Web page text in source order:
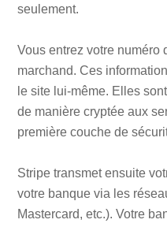
seulement.
Vous entrez votre numéro
marchand. Ces
le site lui-même. Elles
de manière cryptée aux
première couche de
Stripe transmet ensuite
votre banque via les
Mastercard, etc.). Votre